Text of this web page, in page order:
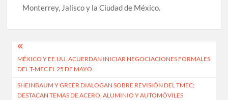
Monterrey, Jalisco y la Ciudad de México.
Navegación
de
entradas
MÉXICO Y EE.UU. ACUERDAN INICIAR NEGOCIACIONES FORMALES
DEL T-MEC EL 25 DE MAYO
SHEINBAUM Y GREER DIALOGAN SOBRE REVISIÓN DEL TMEC;
DESTACAN TEMAS DE ACERO, ALUMINIO Y AUTOMÓVILES